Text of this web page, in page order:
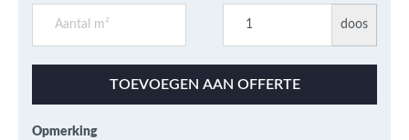
doos
TOEVOEGEN AAN OFFERTE
Opmerking